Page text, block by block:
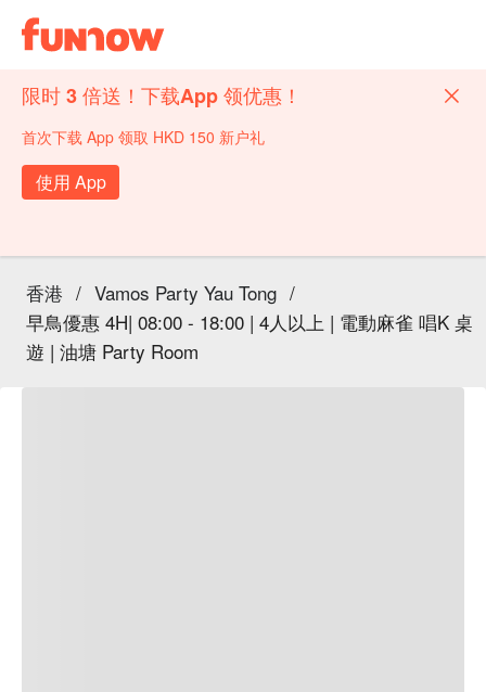
限时 3 倍送！下载App 领优惠！
首次下载 App 领取 HKD 150 新户礼
使用 App
香港 / Vamos Party Yau Tong /
早鳥優惠 4H| 08:00 - 18:00 | 4人以上 | 電動麻雀 唱K 桌
遊 | 油塘 Party Room